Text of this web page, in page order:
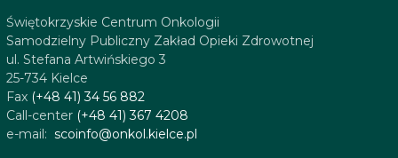
Świętokrzyskie Centrum Onkologii
Samodzielny Publiczny Zakład Opieki Zdrowotnej
ul. Stefana Artwińskiego 3
25-734 Kielce
Fax (+48 41) 34 56 882
Call-center (+48 41) 367 4208
e-mail: scoinfo@onkol.kielce.pl